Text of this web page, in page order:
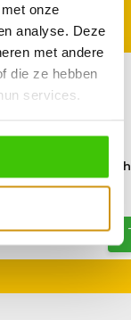
onze
analyse. Deze
met andere
die ze hebben
services.
Enders
Afvalemmer XL